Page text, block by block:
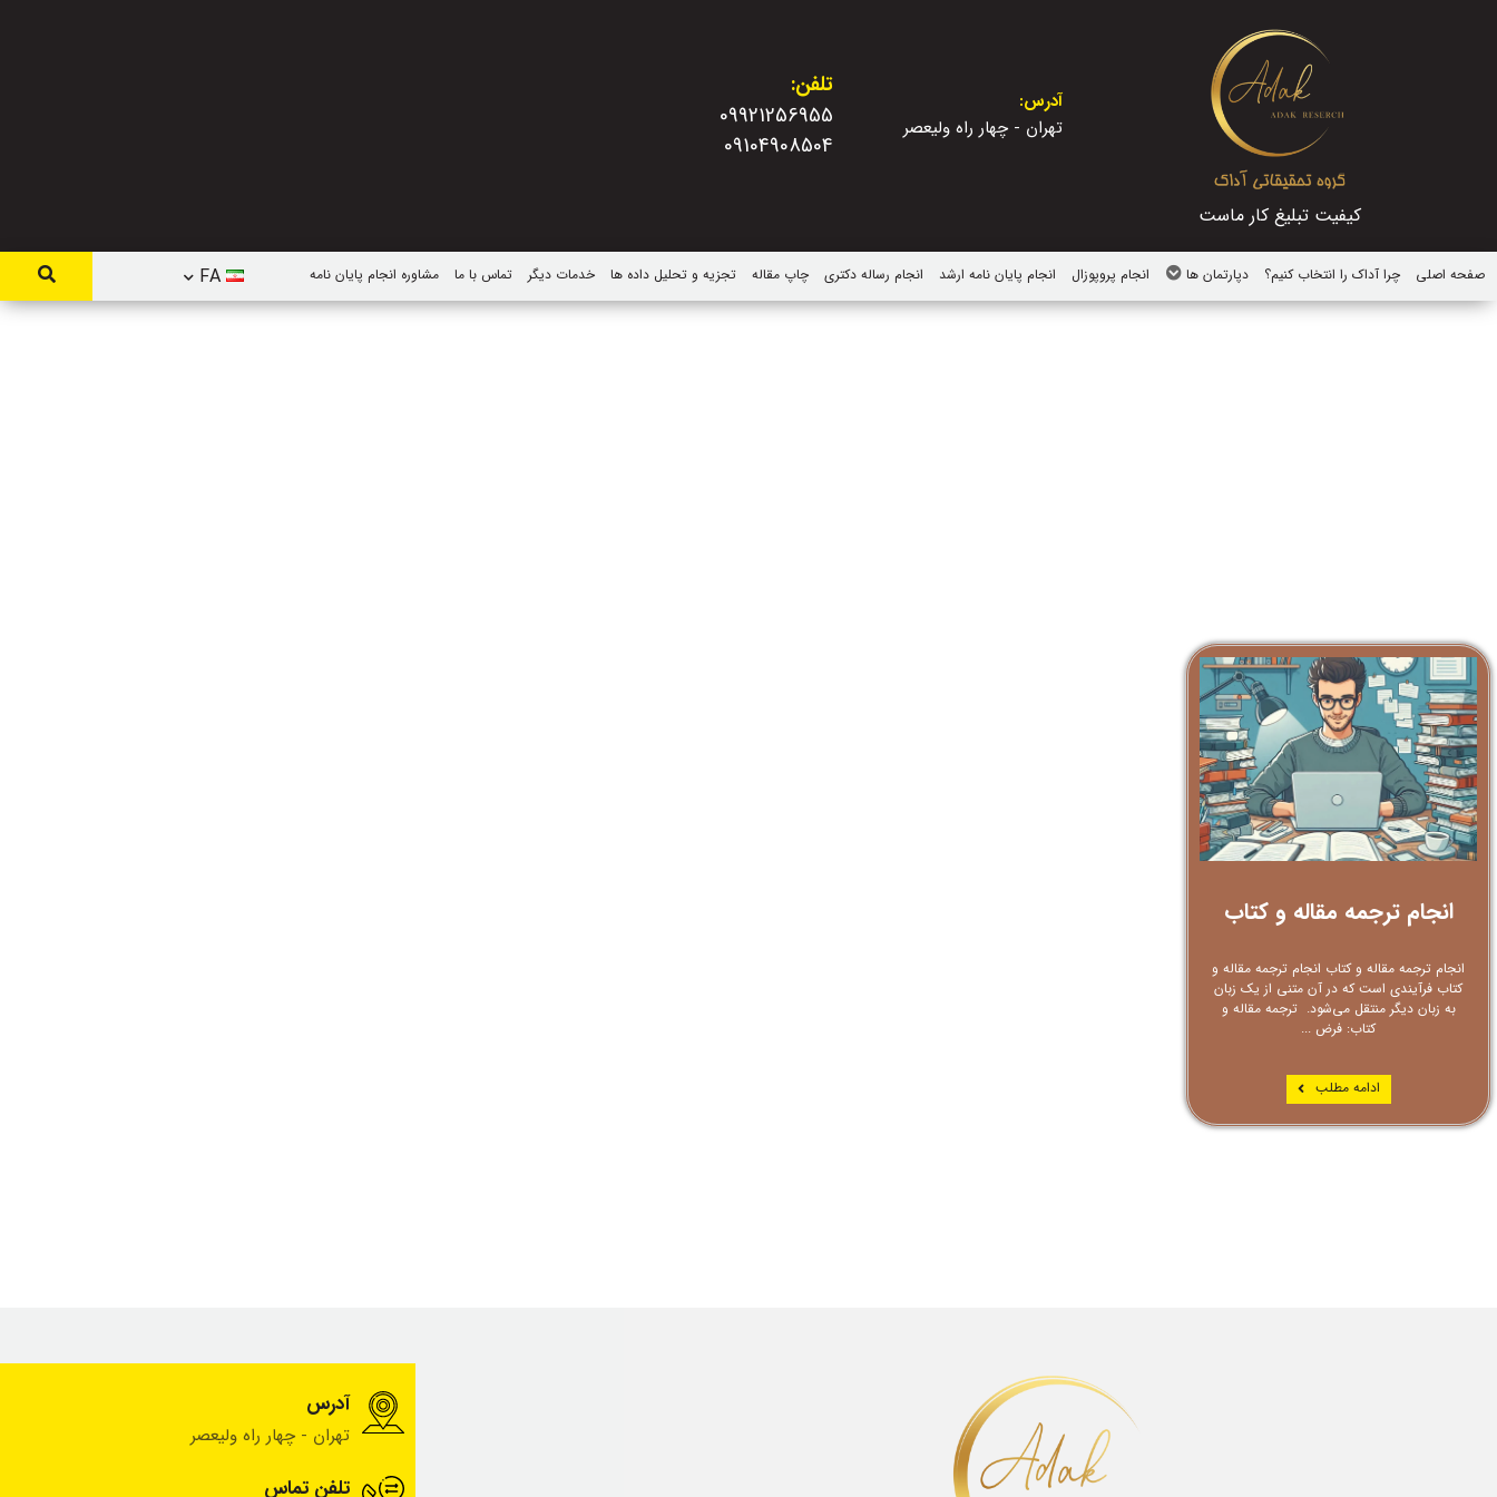
کیفیت تبلیغ کار ماست
آدرس:
تهران - چهار راه ولیعصر
تلفن:
09921256955
09104908504
صفحه اصلی چرا آداک را انتخاب کنیم؟ دپارتمان ها انجام پروپوزال انجام پایان نامه ارشد انجام رساله دکتری چاپ مقاله تجزیه و تحلیل داده ها خدمات دیگر تماس با ما مشاوره انجام پایان نامه FA
انجام ترجمه مقاله و کتاب
انجام ترجمه مقاله و کتاب انجام ترجمه مقاله و
کتاب فرآیندی است که در آن متنی از یک زبان
به زبان دیگر منتقل می‌شود. ترجمه مقاله و
کتاب: فرض ...
ادامه مطلب
آدرس
تهران - چهار راه ولیعصر
تلفن تماس